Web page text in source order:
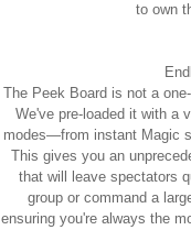
to own
The Peek Board is not a
We've pre-loaded it with a
modes—from instant Magic
This gives you an
that will leave spectators
group or command a
ensuring you're always the